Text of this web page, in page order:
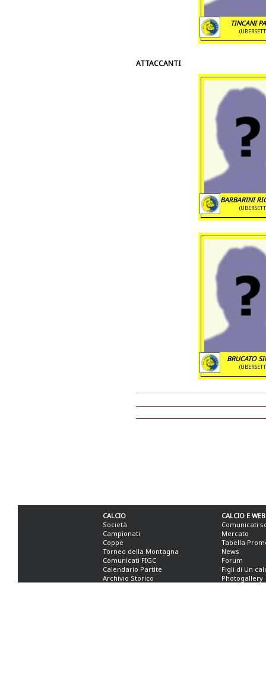
TINCANI
ATTACCANTI
BARBARINI
BRUCATO
CALCIO
Società
Campionati
Coppe
Torneo della Montagna
Comunicati FIGC
Calendario Partite
Archivio Storico
CALCIO E WEB
Comunicati
Mercato
Tabella
News
Forum
Figli di Un
Photogallery